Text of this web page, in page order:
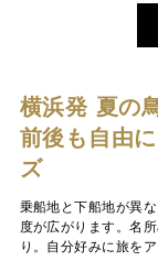
横浜発 夏の
前後も自由
ズ
乗船地と下船地が異
度が広がります。名
り。自分好みに旅を